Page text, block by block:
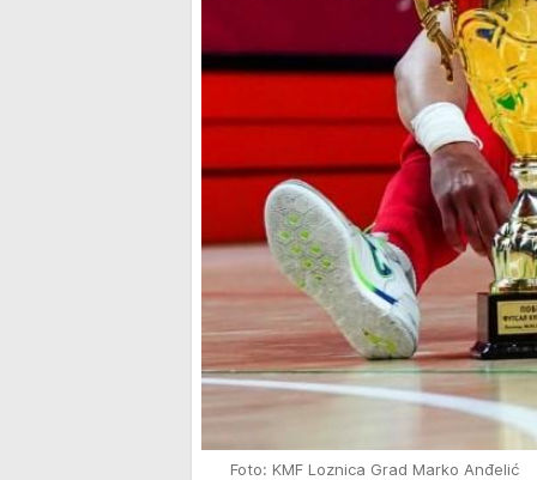
Foto: KMF Loznica Grad Marko Anđelić